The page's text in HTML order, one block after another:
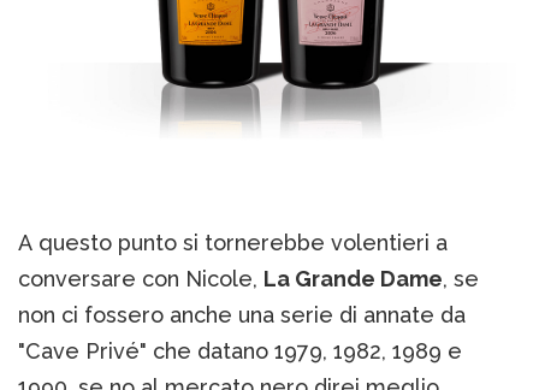
A questo punto si tornerebbe volentieri a
conversare con Nicole, La Grande Dame, se
non ci fossero anche una serie di annate da
"Cave Privé" che datano 1979, 1982, 1989 e